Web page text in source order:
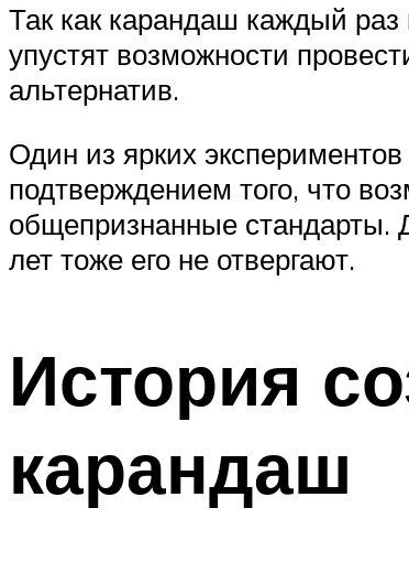
Так как карандаш каждый
упустят возможности
альтернатив.
Один из ярких
подтверждением того, что
общепризнанные
лет тоже его не отвергают.
История
карандаш